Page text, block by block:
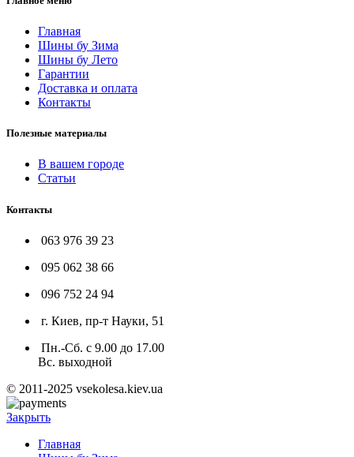
Главная
Шины бу Зима
Шины бу Лето
Гарантии
Доставка и оплата
Контакты
Полезные материалы
В вашем городе
Статьи
Контакты
063 976 39 23
095 062 38 66
096 752 24 94
г. Киев, пр-т Науки, 51
Пн.-Сб. с 9.00 до 17.00
Вс. выходной
© 2011-2025 vsekolesa.kiev.ua
Закрыть
Главная